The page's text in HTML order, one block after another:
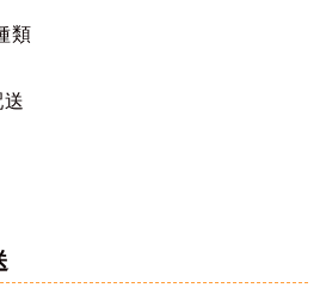
類